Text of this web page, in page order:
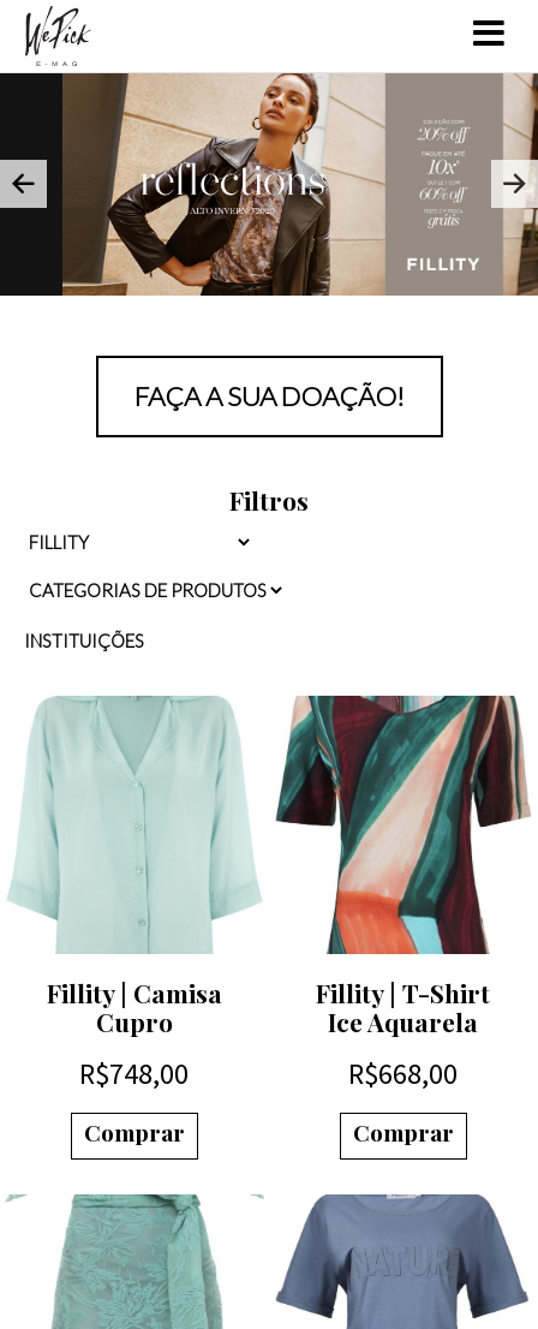
FAÇA A SUA DOAÇÃO!
Filtros
INSTITUIÇÕES
Fillity | Camisa
Cupro
R$748,00
Comprar
Fillity | T-Shirt
Ice Aquarela
R$668,00
Comprar